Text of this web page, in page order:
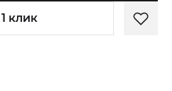
клик